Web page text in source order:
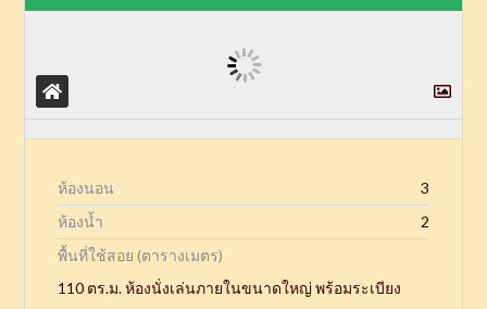
ห้องนอน
3
ห้องน้ำ
2
พื้นที่ใช้สอย (ตารางเมตร)
110 ตร.ม. ห้องนั่งเล่นภายในขนาดใหญ่ พร้อมระเบียง